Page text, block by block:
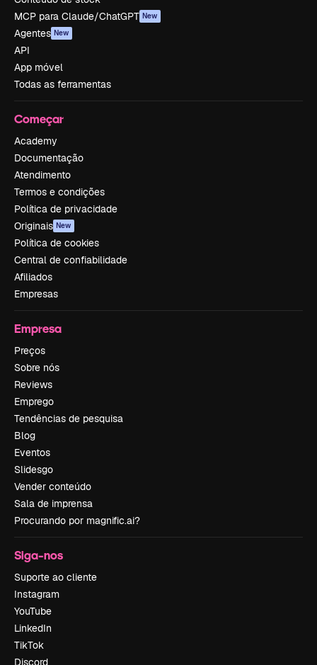
MCP para Claude/ChatGPT New
Agentes New
API
App móvel
Todas as ferramentas
Começar
Academy
Documentação
Atendimento
Termos e condições
Política de privacidade
Originais New
Política de cookies
Central de confiabilidade
Afiliados
Empresas
Empresa
Preços
Sobre nós
Reviews
Emprego
Tendências de pesquisa
Blog
Eventos
Slidesgo
Vender conteúdo
Sala de imprensa
Procurando por magnific.ai?
Siga-nos
Suporte ao cliente
Instagram
YouTube
LinkedIn
TikTok
Discord